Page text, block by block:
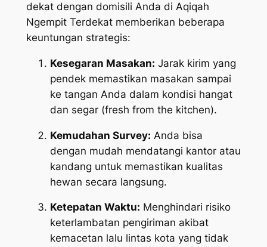
dekat dengan domisili Anda di Aqiqah
Ngempit Terdekat memberikan beberapa
keuntungan strategis:
Kesegaran Masakan: Jarak kirim yang
pendek memastikan masakan sampai
ke tangan Anda dalam kondisi hangat
dan segar (fresh from the kitchen).
Kemudahan Survey: Anda bisa
dengan mudah mendatangi kantor atau
kandang untuk memastikan kualitas
hewan secara langsung.
Ketepatan Waktu: Menghindari risiko
keterlambatan pengiriman akibat
kemacetan lalu lintas kota yang tidak